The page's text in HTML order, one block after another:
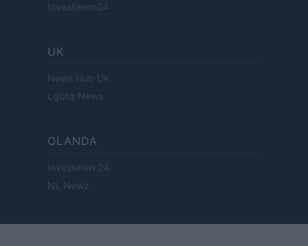
Investieren24
UK
News Hub UK
Lgbtq News
OLANDA
Investeren 24
NL Newz